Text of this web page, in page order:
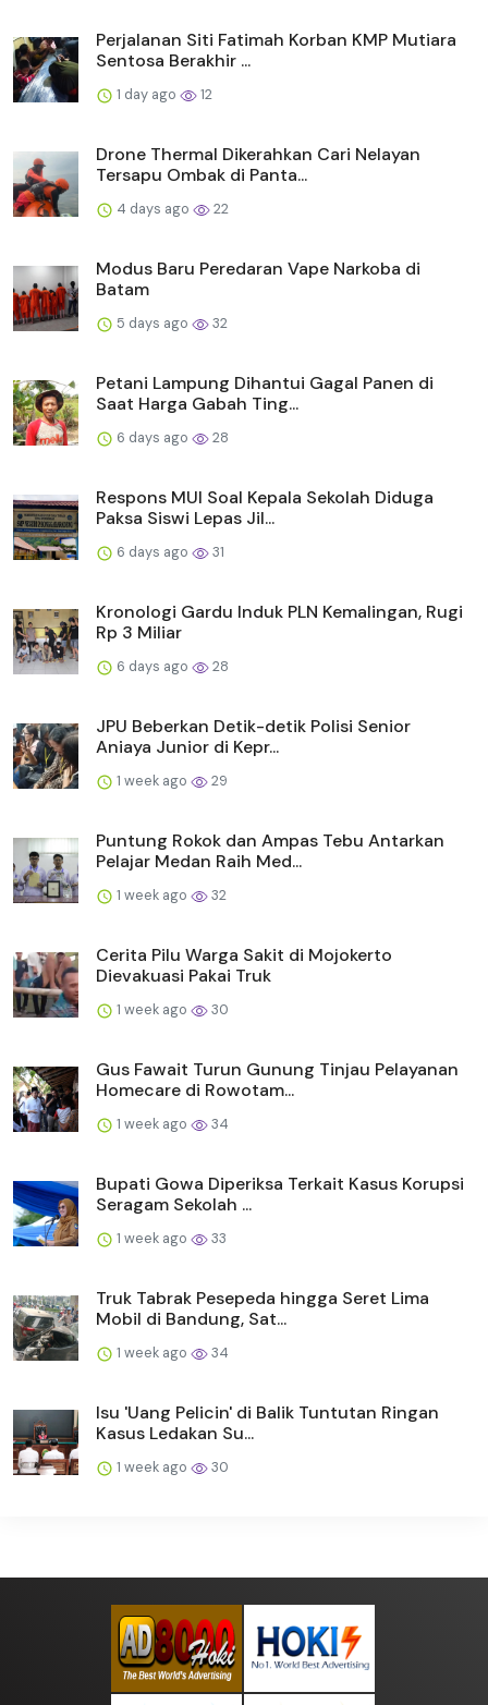
Perjalanan Siti Fatimah Korban KMP Mutiara
Sentosa Berakhir ...
1 day ago 12
Drone Thermal Dikerahkan Cari Nelayan
Tersapu Ombak di Panta...
4 days ago 22
Modus Baru Peredaran Vape Narkoba di
Batam
5 days ago 32
Petani Lampung Dihantui Gagal Panen di
Saat Harga Gabah Ting...
6 days ago 28
Respons MUI Soal Kepala Sekolah Diduga
Paksa Siswi Lepas Jil...
6 days ago 31
Kronologi Gardu Induk PLN Kemalingan, Rugi
Rp 3 Miliar
6 days ago 28
JPU Beberkan Detik-detik Polisi Senior
Aniaya Junior di Kepr...
1 week ago 29
Puntung Rokok dan Ampas Tebu Antarkan
Pelajar Medan Raih Med...
1 week ago 32
Cerita Pilu Warga Sakit di Mojokerto
Dievakuasi Pakai Truk
1 week ago 30
Gus Fawait Turun Gunung Tinjau Pelayanan
Homecare di Rowotam...
1 week ago 34
Bupati Gowa Diperiksa Terkait Kasus Korupsi
Seragam Sekolah ...
1 week ago 33
Truk Tabrak Pesepeda hingga Seret Lima
Mobil di Bandung, Sat...
1 week ago 34
Isu 'Uang Pelicin' di Balik Tuntutan Ringan
Kasus Ledakan Su...
1 week ago 30